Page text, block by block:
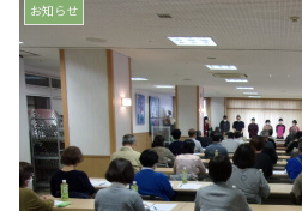
お知らせ